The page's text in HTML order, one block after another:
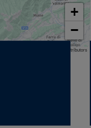
+
−
Map data © OpenStreetMap contributors